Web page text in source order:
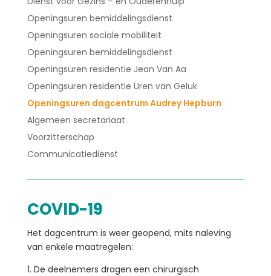
Openingsuren bemiddelingsdienst
Openingsuren sociale mobiliteit
Openingsuren bemiddelingsdienst
Openingsuren residentie Jean Van Aa
Openingsuren residentie Uren van Geluk
Openingsuren dagcentrum Audrey Hepburn
Algemeen secretariaat
Voorzitterschap
Communicatiedienst
COVID-19
Het dagcentrum is weer geopend, mits naleving
van enkele maatregelen:
1. De deelnemers dragen een chirurgisch